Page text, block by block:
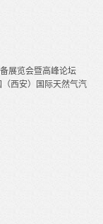
展览会暨高峰论坛
西安）国际天然气汽